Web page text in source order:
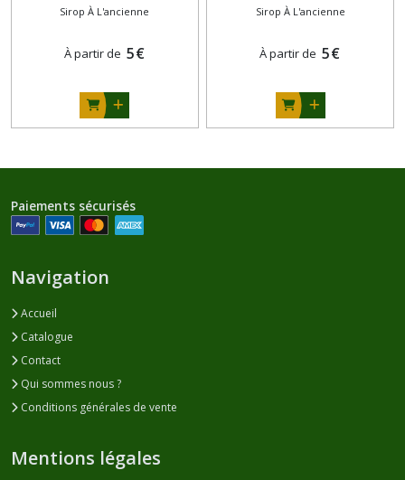
Sirop À L'ancienne
À partir de 5€
Sirop À L'ancienne
À partir de 5€
Paiements sécurisés
Navigation
Accueil
Catalogue
Contact
Qui sommes nous ?
Conditions générales de vente
Mentions légales